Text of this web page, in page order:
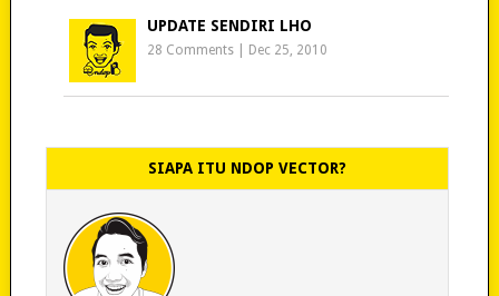
UPDATE SENDIRI LHO
28 Comments Dec 25, 2010
SIAPA ITU NDOP VECTOR?